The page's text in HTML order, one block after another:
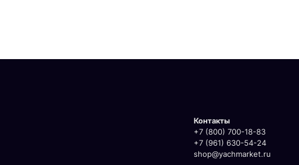
Контакты
+7 (800) 700-18-83
+7 (961) 630-54-24
shop@yachmarket.ru